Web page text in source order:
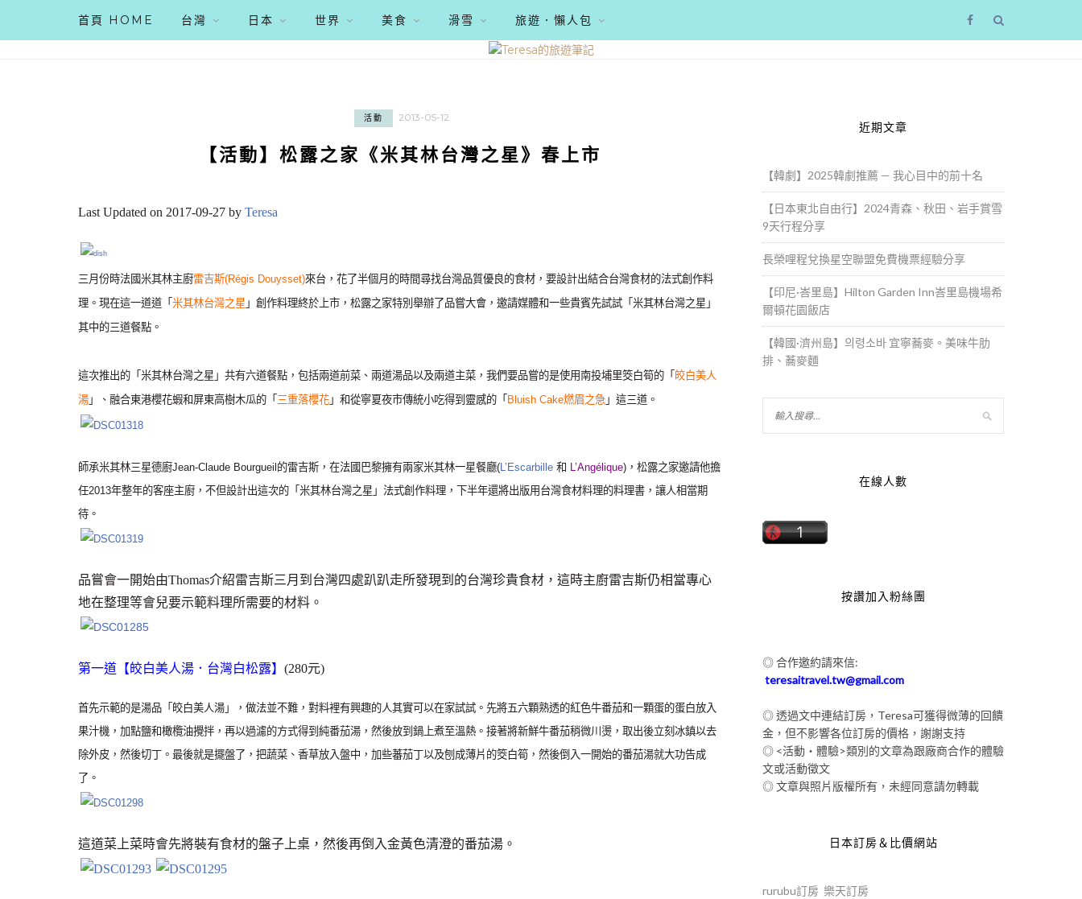
首頁 HOME 台灣 日本 世界 美食 滑雪 旅遊．懶人包
活動 2013-05-12
【活動】松露之家《米其林台灣之星》春上市
Last Updated on 2017-09-27 by Teresa
三月份時法國米其林主廚雷吉斯(Régis Douysset)來台，花了半個月的時間尋找台灣品質優良的食材，要設計出結合台灣食材的法式創作料
理。現在這一道道「 米其林台灣之星 」創作料理終於上市，松露之家特別舉辦了品嘗大會，邀請媒體和一些貴賓先試試「米其林台灣之星」
其中的三道餐點。
這次推出的「米其林台灣之星」共有六道餐點，包括兩道前菜、兩道湯品以及兩道主菜，我們要品嘗的是使用南投埔里筊白筍的「 皎白美人
湯 」、融合東港櫻花蝦和屏東高樹木瓜的「 三重落櫻花 」和從寧夏夜市傳統小吃得到靈感的「 Bluish Cake燃眉之急 」這三道。
師承米其林三星德廚Jean-Claude Bourgueil的雷吉斯，在法國巴黎擁有兩家米其林一星餐廳(L’Escarbille 和 L’Angélique)，松露之家邀請他擔
任2013年整年的客座主廚，不但設計出這次的「米其林台灣之星」法式創作料理，下半年還將出版用台灣食材料理的料理書，讓人相當期
待。
品嘗會一開始由Thomas介紹雷吉斯三月到台灣四處趴趴走所發現到的台灣珍貴食材，這時主廚雷吉斯仍相當專心
地在整理等會兒要示範料理所需要的材料。
第一道【皎白美人湯．台灣白松露】 (280元)
首先示範的是湯品「皎白美人湯」，做法並不難，對料裡有興趣的人其實可以在家試試。先將五六顆熟透的紅色牛番茄和一顆蛋的蛋白放入
果汁機，加點鹽和橄欖油攪拌，再以過濾的方式得到純番茄湯，然後放到鍋上煮至溫熱。接著將新鮮牛番茄稍微川燙，取出後立刻冰鎮以去
除外皮，然後切丁。最後就是擺盤了，把蔬菜、香草放入盤中，加些蕃茄丁以及刨成薄片的筊白筍，然後倒入一開始的番茄湯就大功告成
了。
這道菜上菜時會先將裝有食材的盤子上桌，然後再倒入金黃色清澄的番茄湯。
近期文章
【韓劇】2025韓劇推薦 — 我心目中的前十名
【日本東北自由行】2024青森、秋田、岩手賞雪
9天行程分享
長榮哩程兌換星空聯盟免費機票經驗分享
【印尼·峇里島】Hilton Garden Inn峇里島機場希
爾頓花園飯店
【韓國·濟州島】의령소바 宜寧蕎麥。美味牛肋
排、蕎麥麵
在線人數
按讚加入粉絲團
◎ 合作邀約請來信:
teresaitravel.tw@gmail.com
◎ 透過文中連結訂房，Teresa可獲得微薄的回饋
金，但不影響各位訂房的價格，謝謝支持
◎ <活動‧體驗>類別的文章為跟廠商合作的體驗
文或活動徵文
◎ 文章與照片版權所有，未經同意請勿轉載
日本訂房＆比價網站
rurubu訂房 樂天訂房